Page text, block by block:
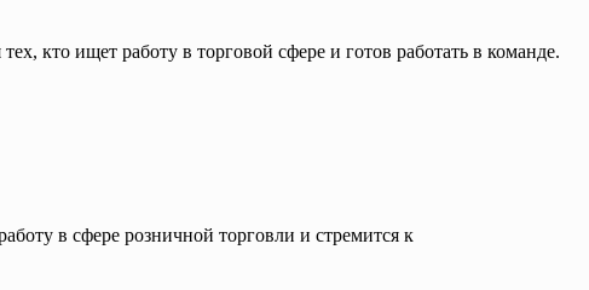
кто ищет работу в торговой сфере и готов работать в команде.
в сфере розничной торговли и стремится к